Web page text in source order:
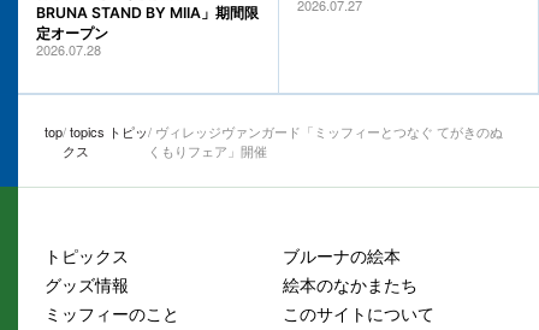
BRUNA STAND BY MIIA」期間限
定オープン
2026.07.28
2026.07.27
top topics トピッ
クス
ヴィレッジヴァンガード「ミッフィーとつなぐ てがきのぬ
くもりフェア」開催
トピックス
グッズ情報
ミッフィーのこと
ブルーナの絵本
絵本のなかまたち
このサイトについて